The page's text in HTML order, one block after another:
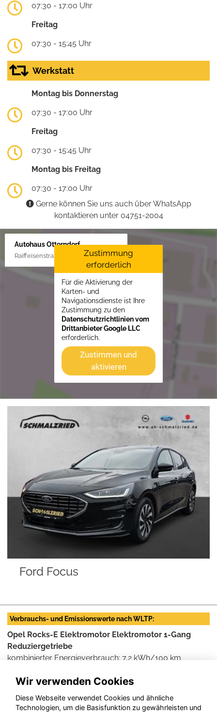
07:30 - 17:00 Uhr
Freitag
07:30 - 15:45 Uhr
Werkstatt
Montag bis Donnerstag
07:30 - 17:00 Uhr
Freitag
07:30 - 15:45 Uhr
Montag bis Freitag
07:30 - 17:00 Uhr
Gerne können Sie uns auch über WhatsApp
kontaktieren unter 04751-2004
Autohaus Otterndorf
Raiffeisenstraße 1, 21762 Otterndorf
Zustimmung
erforderlich
Für die Aktivierung der
Karten- und
Navigationsdienste ist Ihre
Zustimmung zu den
Datenschutzrichtlinien vom
Drittanbieter Google LLC
erforderlich.
Zustimmen und
aktivieren
Ford Focus
Verbrauchs- und Emissionswerte nach WLTP:
Opel Rocks-E Elektromotor Elektromotor 1-Gang
Reduziergetriebe
kombinierter Energieverbrauch: 7,2 kWh/100 km
Stromverbrauch und den offiziellen spezifischen CO2-
Wir verwenden Cookies
Diese Webseite verwendet Cookies und ähnliche
Technologien, um die Basisfunktion zu gewährleisten und